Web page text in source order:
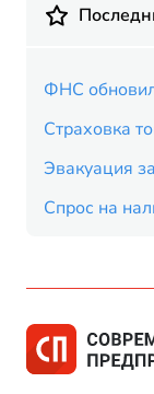
ФНС
Страховка
Эвакуация
Спрос на